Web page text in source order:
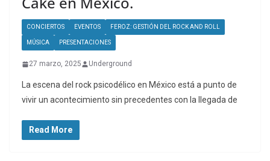
CONCIERTOS EVENTOS FEROZ: GESTIÓN DEL ROCK AND ROLL
MÚSICA PRESENTACIONES
27 marzo, 2025 Underground
La escena del rock psicodélico en México está a punto de
vivir un acontecimiento sin precedentes con la llegada de
Read More